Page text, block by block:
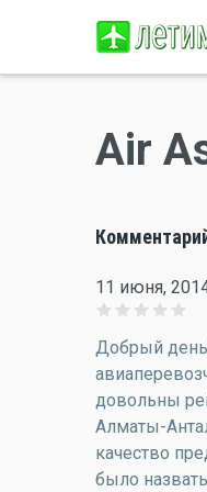
Air
11 июня,
Добрый
довольны
Алматы-
качество
было